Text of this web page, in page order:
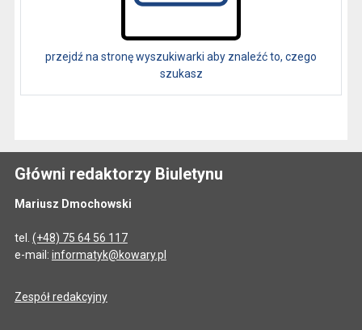
przejdź na stronę wyszukiwarki aby znaleźć to, czego
szukasz
Główni redaktorzy Biuletynu
Mariusz Dmochowski
tel. (+48) 75 64 56 117
e-mail: informatyk@kowary.pl
Zespół redakcyjny